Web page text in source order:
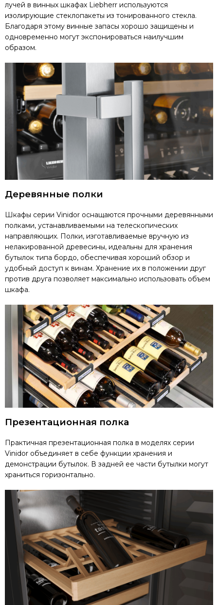
лучей в винных шкафах Liebherr используются
изолирующие стеклопакеты из тонированного стекла.
Благодаря этому винные запасы хорошо защищены и
одновременно могут экспонироваться наилучшим
образом.
Деревянные полки
Шкафы серии Vinidor оснащаются прочными деревянными
полками, устанавливаемыми на телескопических
направляющих. Полки, изготавливаемые вручную из
нелакированной древесины, идеальны для хранения
бутылок типа бордо, обеспечивая хороший обзор и
удобный доступ к винам. Хранение их в положении друг
против друга позволяет максимально использовать объем
шкафа.
Презентационная полка
Практичная презентационная полка в моделях серии
Vinidor объединяет в себе функции хранения и
демонстрации бутылок. В задней ее части бутылки могут
храниться горизонтально.